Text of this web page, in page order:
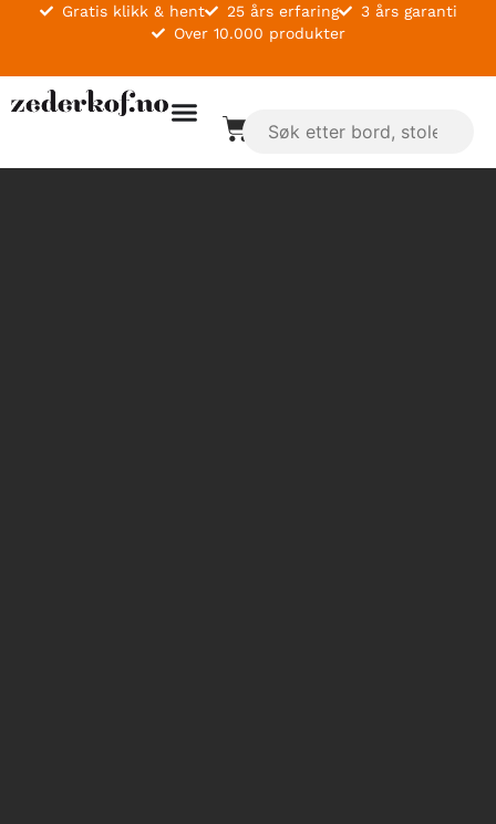
Gratis klikk & hent 25 års erfaring
3 års garanti
Over 10.000 produkter